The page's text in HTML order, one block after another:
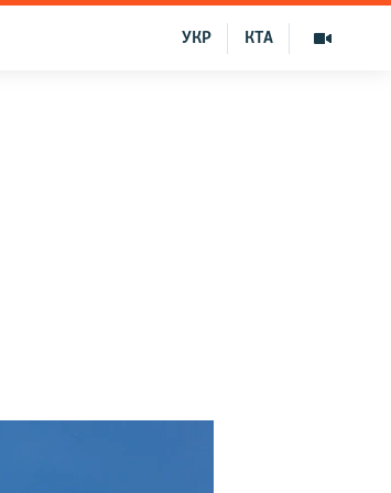
КТА
УКР